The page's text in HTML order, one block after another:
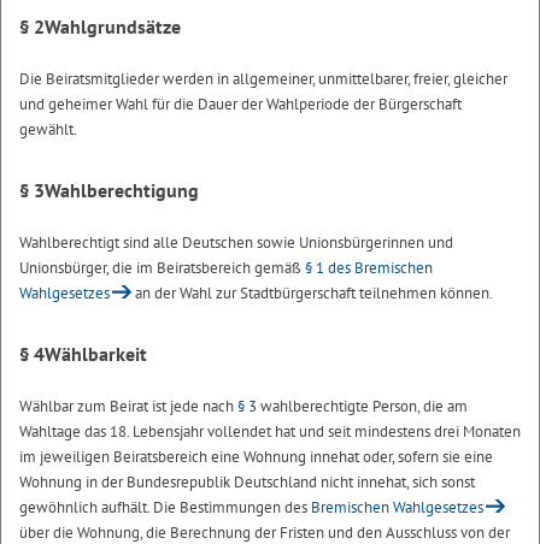
§ 2Wahlgrundsätze
Die Beiratsmitglieder werden in allgemeiner, unmittelbarer, freier, gleicher
und geheimer Wahl für die Dauer der Wahlperiode der Bürgerschaft
gewählt.
§ 3Wahlberechtigung
Wahlberechtigt sind alle Deutschen sowie Unionsbürgerinnen und
Unionsbürger, die im Beiratsbereich gemäß § 1 des Bremischen
Wahlgesetzes
an der Wahl zur Stadtbürgerschaft teilnehmen können.
§ 4Wählbarkeit
Wählbar zum Beirat ist jede nach§ 3 wahlberechtigte Person, die am
Wahltage das 18. Lebensjahr vollendet hat und seit mindestens drei Monaten
im jeweiligen Beiratsbereich eine Wohnung innehat oder, sofern sie eine
Wohnung in der Bundesrepublik Deutschland nicht innehat, sich sonst
gewöhnlich aufhält. Die Bestimmungen des Bremischen Wahlgesetzes
über die Wohnung, die Berechnung der Fristen und den Ausschluss von der